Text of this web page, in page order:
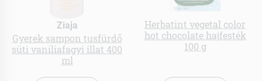
Ziaja
Gyerek sampon tusfürdő
süti vaníliafagyi illat 400
ml
Herbatint vegetal color
hot chocolate hajfesték
100 g